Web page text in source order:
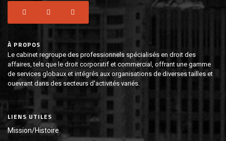
À PROPOS
Le cabinet regroupe des professionnels spécialisés en droit des
affaires, tels que le droit corporatif et commercial, offrant une gamme
de services globaux et intégrés aux organisations de diverses tailles et
ouevrant dans des secteurs d'activités variés.
LIENS UTILES
Mission/Histoire